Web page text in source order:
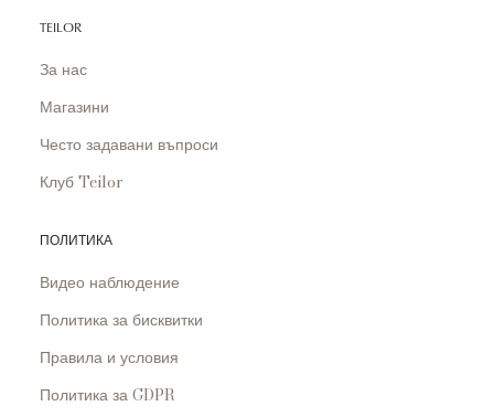
TEILOR
За нас
Магазини
Често задавани въпроси
Клуб Teilor
ПОЛИТИКА
Видео наблюдение
Политика за бисквитки
Правила и условия
Политика за GDPR